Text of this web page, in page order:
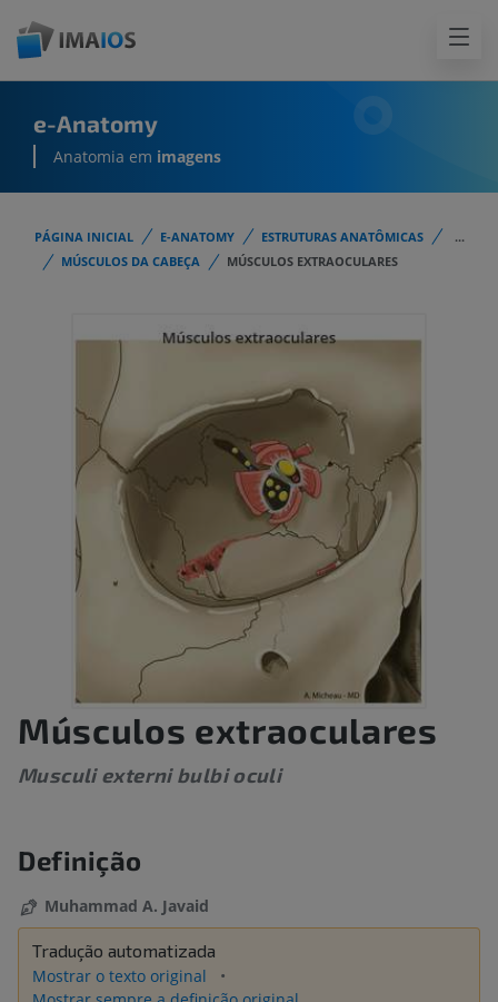
e-Anatomy
Anatomia em imagens
PÁGINA INICIAL E-ANATOMY ESTRUTURAS ANATÔMICAS
...
MÚSCULOS DA CABEÇA
MÚSCULOS EXTRAOCULARES
Músculos extraoculares
Musculi externi bulbi oculi
Definição
Muhammad A. Javaid
Tradução automatizada
Mostrar o texto original